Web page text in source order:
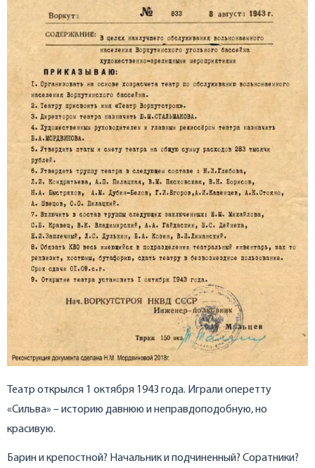
Театр открылся 1 октября 1943 года. Играли оперетту
«Сильва» – историю давнюю и неправдоподобную, но
красивую.
Барин и крепостной? Начальник и подчиненный? Соратники?